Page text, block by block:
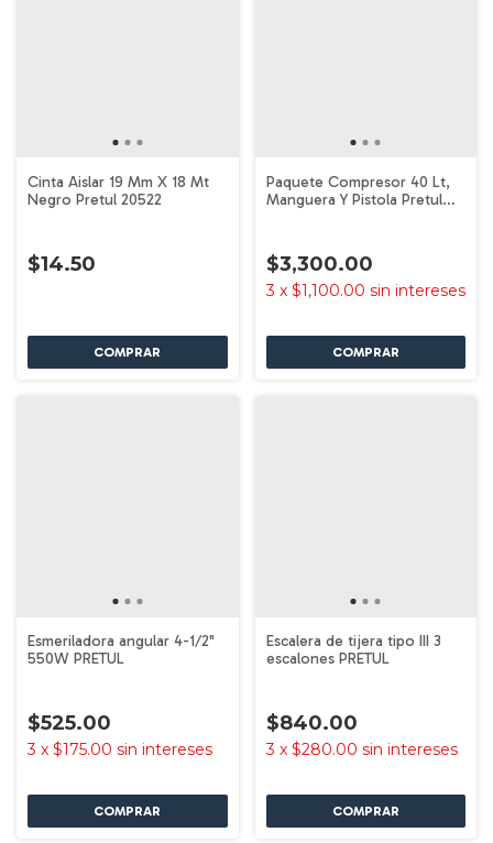
Cinta Aislar 19 Mm X 18 Mt
Negro Pretul 20522
$14.50
Paquete Compresor 40 Lt,
Manguera Y Pistola Pretul
$3,300.00
3 x $1,100.00 sin intereses
Esmeriladora angular 4-1/2"
550W PRETUL
$525.00
3 x $175.00 sin intereses
Escalera de tijera tipo III 3
escalones PRETUL
$840.00
3 x $280.00 sin intereses